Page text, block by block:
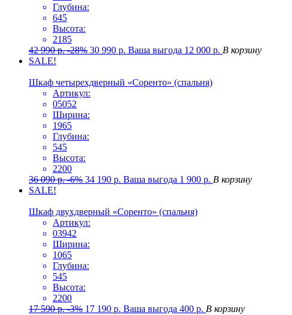
Глубина:
645
Высота:
2185
42 990р. -28% 30 990 р. Ваша выгода 12 000 р. В корзину
SALE!
Шкаф четырехдверный «Соренто» (спальня)
Артикул:
05052
Ширина:
1965
Глубина:
545
Высота:
2200
36 090р. -6% 34 190 р. Ваша выгода 1 900 р. В корзину
SALE!
Шкаф двухдверный «Соренто» (спальня)
Артикул:
03942
Ширина:
1065
Глубина:
545
Высота:
2200
17 590р. -3% 17 190 р. Ваша выгода 400 р. В корзину